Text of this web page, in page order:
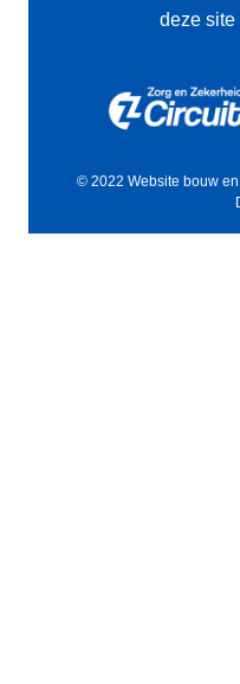
deze site
© 2022 Website bouw